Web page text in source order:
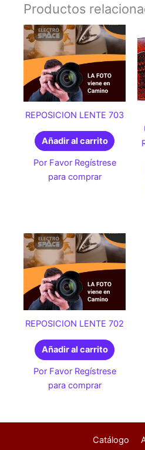
Productos
REPOSICION LENTE 703
Añadir al carrito
Por Favor Regístrese
para comprar
REPOSICION LENTE 702
Añadir al carrito
Por Favor Regístrese
para comprar
Catálogo